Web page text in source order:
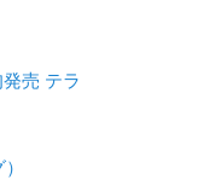
売 テラ